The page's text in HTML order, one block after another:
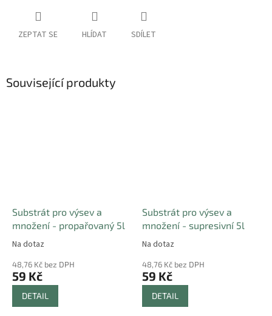
ZEPTAT SE HLÍDAT SDÍLET
Související produkty
Substrát pro výsev a
množení - propařovaný 5l
Na dotaz
48,76 Kč bez DPH
59 Kč
DETAIL
Substrát pro výsev a
množení - supresivní 5l
Na dotaz
48,76 Kč bez DPH
59 Kč
DETAIL